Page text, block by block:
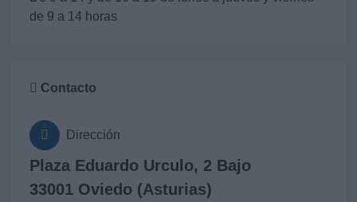
de 9 a 14 horas
Contacto
Dirección
Plaza Eduardo Urculo, 2 Bajo
33001 Oviedo (Asturias)